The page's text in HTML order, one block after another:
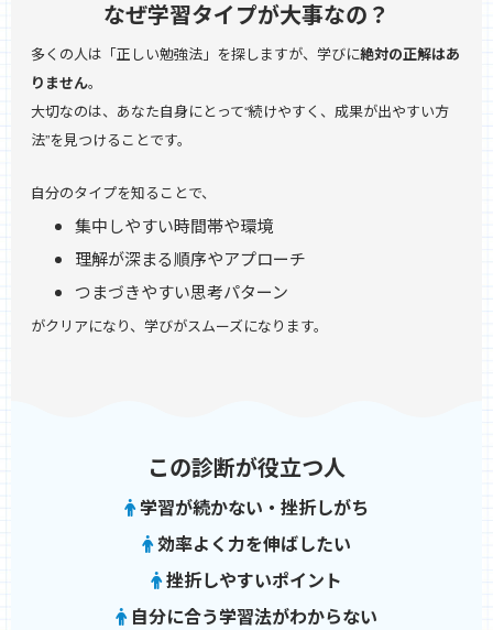
なぜ学習タイプが大事なの？
多くの人は「正しい勉強法」を探しますが、学びに絶対の正解はあ
りません。
大切なのは、あなた自身にとって“続けやすく、成果が出やすい方
法”を見つけることです。
自分のタイプを知ることで、
集中しやすい時間帯や環境
理解が深まる順序やアプローチ
つまづきやすい思考パターン
がクリアになり、学びがスムーズになります。
この診断が役立つ人
学習が続かない・挫折しがち
効率よく力を伸ばしたい
挫折しやすいポイント
自分に合う学習法がわからない